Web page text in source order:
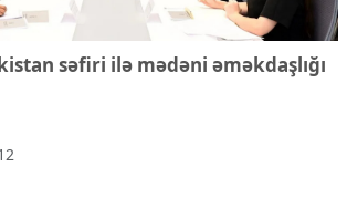
səfiri ilə mədəni əməkdaşlığı